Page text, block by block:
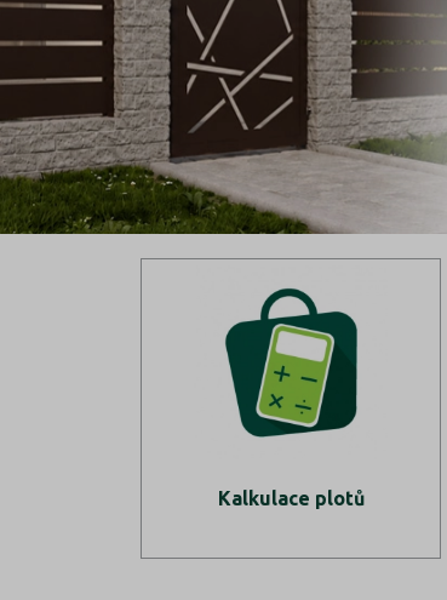
Kalkulace plotů